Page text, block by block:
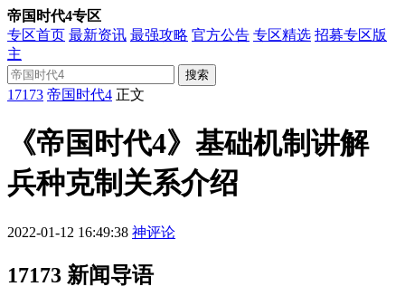
帝国时代4专区
专区首页 最新资讯 最强攻略 官方公告 专区精选 招募专区版
主
搜索
17173 帝国时代4 正文
《帝国时代4》基础机制讲解
兵种克制关系介绍
2022-01-12 16:49:38 神评论
17173 新闻导语